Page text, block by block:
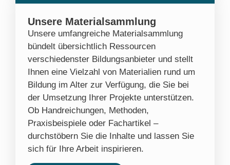
Unsere Materialsammlung
Unsere umfangreiche Materialsammlung
bündelt übersichtlich Ressourcen
verschiedenster Bildungsanbieter und stellt
Ihnen eine Vielzahl von Materialien rund um
Bildung im Alter zur Verfügung, die Sie bei
der Umsetzung Ihrer Projekte unterstützen.
Ob Handreichungen, Methoden,
Praxisbeispiele oder Fachartikel –
durchstöbern Sie die Inhalte und lassen Sie
sich für Ihre Arbeit inspirieren.